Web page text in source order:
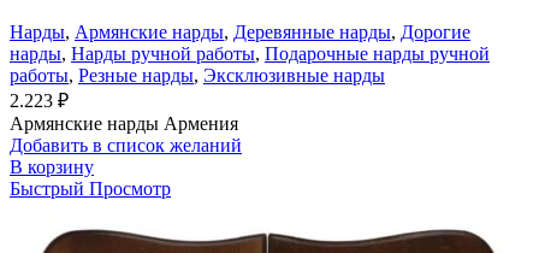
Нарды, Армянские нарды, Деревянные нарды, Дорогие
нарды, Нарды ручной работы, Подарочные нарды ручной
работы, Резные нарды, Эксклюзивные нарды
2.223 ₽
Армянские нарды Армения
Добавить в список желаний
В корзину
Быстрый Просмотр